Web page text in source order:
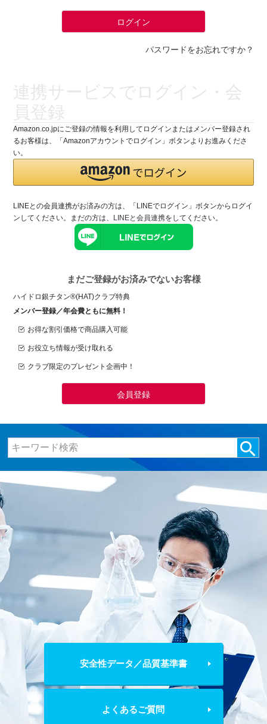
ログイン
パスワードをお忘れですか？
連携サービスでログイン・会
員登録
Amazon.co.jpにご登録の情報を利用してログインまたはメンバー登録され
るお客様は、「Amazonアカウントでログイン」ボタンよりお進みくださ
い。
LINEとの会員連携がお済みの方は、「LINEでログイン」ボタンからログイ
ンしてください。まだの方は、 LINEと会員連携をしてください。
まだご登録がお済みでないお客様
ハイドロ銀チタン®(HAT)クラブ特典
メンバー登録／年会費ともに無料！
お得な割引価格で商品購入可能
お役立ち情報が受け取れる
クラブ限定のプレゼント企画中！
会員登録
安全性データ／品質基準書
よくあるご質問